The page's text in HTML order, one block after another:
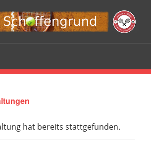
TC
e.V.
hat bereits stattgefunden.